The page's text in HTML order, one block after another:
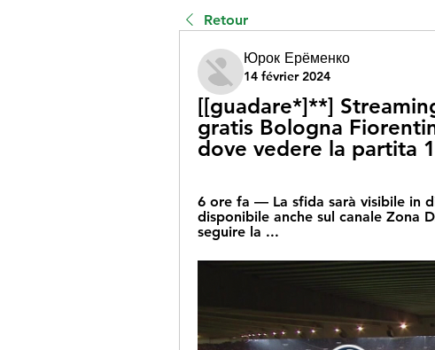
Retour
Юрок Ерёменко
14 février 2024
[[guadare*]**]
gratis Bologna
dove vedere la partita
6 ore fa — La sfida sarà visibile in
disponibile anche sul canale Zona
seguire la ...